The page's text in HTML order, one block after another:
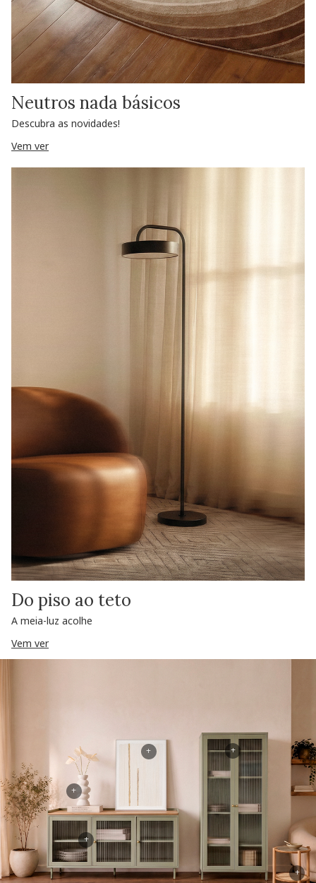
Neutros nada básicos
Descubra as novidades!
Vem ver
Do piso ao teto
A meia-luz acolhe
Vem ver
+
+
+
+
+